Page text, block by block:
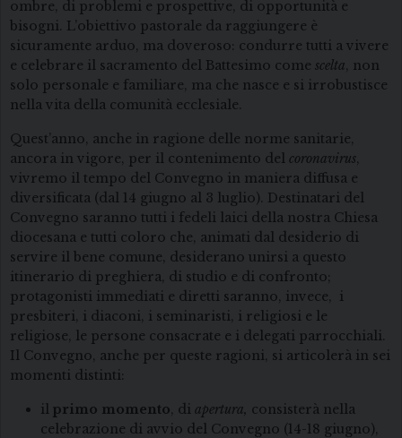
ombre, di problemi e prospettive, di opportunità e
bisogni. L’obiettivo pastorale da raggiungere è
sicuramente arduo, ma doveroso: condurre tutti a vivere
e celebrare il sacramento del Battesimo come scelta, non
solo personale e familiare, ma che nasce e si irrobustisce
nella vita della comunità ecclesiale.
Quest’anno, anche in ragione delle norme sanitarie,
ancora in vigore, per il contenimento del coronavirus,
vivremo il tempo del Convegno in maniera diffusa e
diversificata (dal 14 giugno al 3 luglio). Destinatari del
Convegno saranno tutti i fedeli laici della nostra Chiesa
diocesana e tutti coloro che, animati dal desiderio di
servire il bene comune, desiderano unirsi a questo
itinerario di preghiera, di studio e di confronto;
protagonisti immediati e diretti saranno, invece, i
presbiteri, i diaconi, i seminaristi, i religiosi e le
religiose, le persone consacrate e i delegati parrocchiali.
Il Convegno, anche per queste ragioni, si articolerà in sei
momenti distinti:
il primo momento, di apertura, consisterà nella
celebrazione di avvio del Convegno (14-18 giugno),